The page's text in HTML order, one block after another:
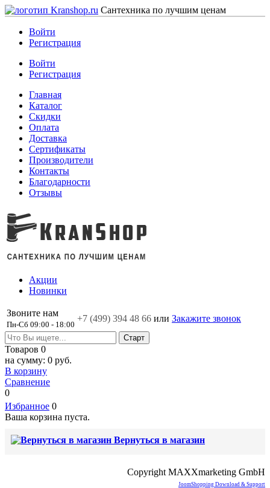
Сантехника по лучшим ценам
Войти
Регистрация
Войти
Регистрация
Главная
Каталог
Скидки
Оплата
Доставка
Сертификаты
Производители
Контакты
Благодарности
Отзывы
Акции
Новинки
Звоните нам
Пн-Сб 09:00 - 18:00
+7 (499) 394 48 66 или Закажите звонок
Товаров 0
на сумму: 0 руб.
В корзину
Сравнение
0
Избранное 0
Ваша корзина пуста.
Вернуться в магазин
Copyright MAXXmarketing GmbH
JoomShopping Download & Support